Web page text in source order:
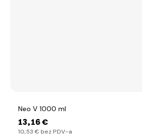
Neo V 1000 ml
13,16 €
10,53 € bez PDV-a